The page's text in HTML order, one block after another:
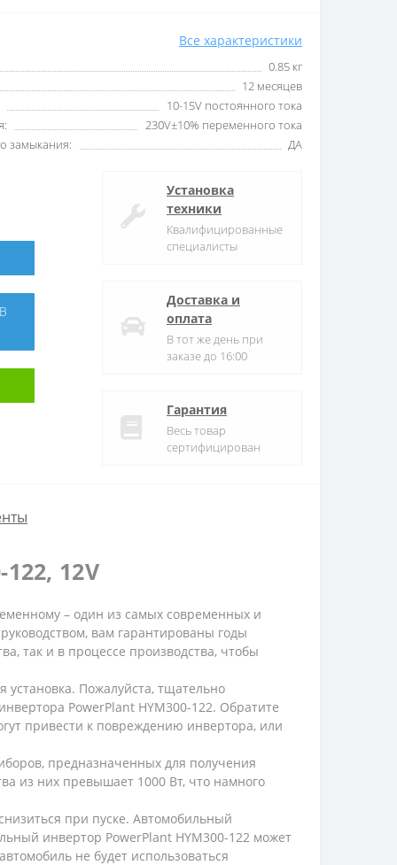
Все характеристики
0.85 кг
12 месяцев
10-15V постоянного тока
230V±10% переменного тока
замыкания:
ДА
Установка
техники
Квалифицированные
специалисты
Доставка и
оплата
В тот же день при
заказе до 16:00
Гарантия
Весь товар
сертифицирован
12V
– один из самых современных и
вам гарантированы годы
так и в процессе производства, чтобы
установка. Пожалуйста, тщательно
PowerPlant HYM300-122. Обратите
привести к повреждению инвертора, или
предназначенных для получения
из них превышает 1000 Вт, что намного
при пуске. Автомобильный
инвертор PowerPlant HYM300-122 может
не будет использоваться